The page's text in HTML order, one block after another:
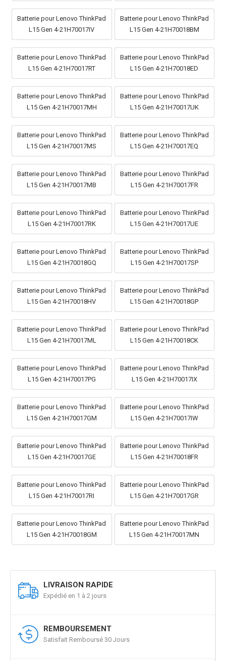
Batterie pour Lenovo ThinkPad
L15 Gen 4-21H70017IV
Batterie pour Lenovo ThinkPad
L15 Gen 4-21H70018BM
Batterie pour Lenovo ThinkPad
L15 Gen 4-21H70017RT
Batterie pour Lenovo ThinkPad
L15 Gen 4-21H70018ED
Batterie pour Lenovo ThinkPad
L15 Gen 4-21H70017MH
Batterie pour Lenovo ThinkPad
L15 Gen 4-21H70017UK
Batterie pour Lenovo ThinkPad
L15 Gen 4-21H70017MS
Batterie pour Lenovo ThinkPad
L15 Gen 4-21H70017EQ
Batterie pour Lenovo ThinkPad
L15 Gen 4-21H70017MB
Batterie pour Lenovo ThinkPad
L15 Gen 4-21H70017FR
Batterie pour Lenovo ThinkPad
L15 Gen 4-21H70017RK
Batterie pour Lenovo ThinkPad
L15 Gen 4-21H70017UE
Batterie pour Lenovo ThinkPad
L15 Gen 4-21H70018GQ
Batterie pour Lenovo ThinkPad
L15 Gen 4-21H70017SP
Batterie pour Lenovo ThinkPad
L15 Gen 4-21H70018HV
Batterie pour Lenovo ThinkPad
L15 Gen 4-21H70018GP
Batterie pour Lenovo ThinkPad
L15 Gen 4-21H70017ML
Batterie pour Lenovo ThinkPad
L15 Gen 4-21H70018CK
Batterie pour Lenovo ThinkPad
L15 Gen 4-21H70017PG
Batterie pour Lenovo ThinkPad
L15 Gen 4-21H70017IX
Batterie pour Lenovo ThinkPad
L15 Gen 4-21H70017GM
Batterie pour Lenovo ThinkPad
L15 Gen 4-21H70017IW
Batterie pour Lenovo ThinkPad
L15 Gen 4-21H70017GE
Batterie pour Lenovo ThinkPad
L15 Gen 4-21H70018FR
Batterie pour Lenovo ThinkPad
L15 Gen 4-21H70017RI
Batterie pour Lenovo ThinkPad
L15 Gen 4-21H70017GR
Batterie pour Lenovo ThinkPad
L15 Gen 4-21H70018GM
Batterie pour Lenovo ThinkPad
L15 Gen 4-21H70017MN
LIVRAISON RAPIDE
Expédié en 1 à 2 jours
REMBOURSEMENT
Satisfait Remboursé 30 Jours